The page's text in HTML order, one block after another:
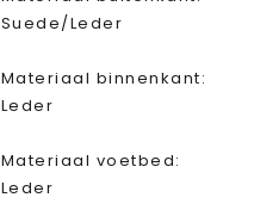
Suede/Leder
Materiaal binnenkant:
Leder
Materiaal voetbed:
Leder